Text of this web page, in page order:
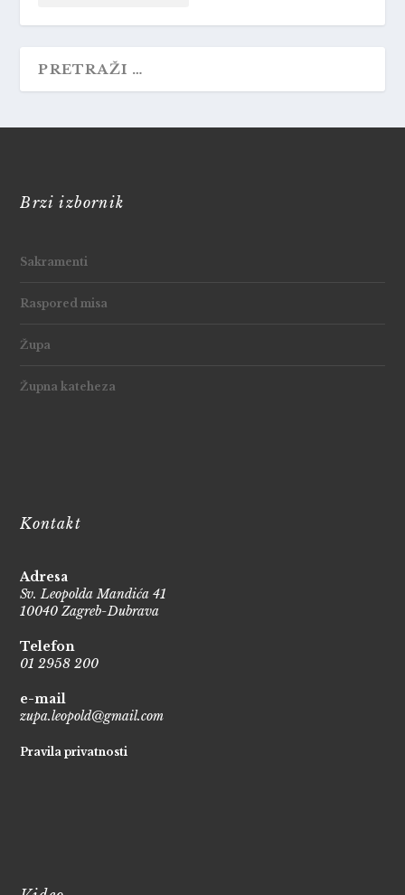
Brzi izbornik
Sakramenti
Raspored misa
Župa
Župna kateheza
Kontakt
Adresa
Sv. Leopolda Mandića 41
10040 Zagreb-Dubrava
Telefon
01 2958 200
e-mail
zupa.leopold@gmail.com
Pravila privatnosti